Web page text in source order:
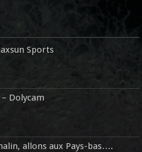
Sports
Dolycam
allons aux Pays-bas….